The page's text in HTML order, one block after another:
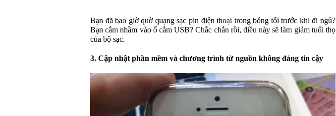
Bạn đã bao giờ quờ quạng sạc pin điện thoại trong bóng tối trước khi đi ngủ?
Bạn cắm nhầm vào ổ cắm USB? Chắc chắn rồi, điều này sẽ làm giảm tuổi thọ
của bộ sạc.
3. Cập nhật phần mềm và chương trình từ nguồn không đáng tin cậy